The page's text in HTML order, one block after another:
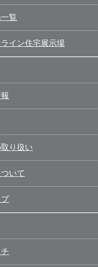
覧
イン住宅展示場
り扱い
いて